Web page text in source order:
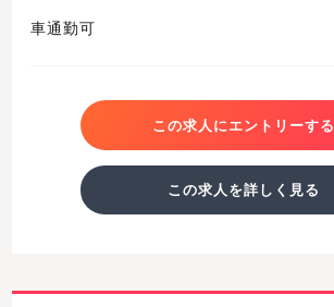
車通勤可
この求人にエントリーする
この求人を詳しく見る